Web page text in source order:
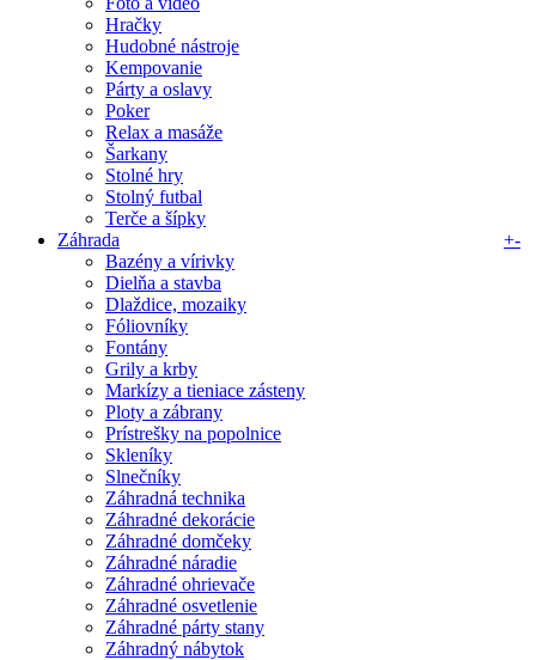
Hračky
Hudobné nástroje
Kempovanie
Párty a oslavy
Poker
Relax a masáže
Šarkany
Stolné hry
Stolný futbal
Terče a šípky
Záhrada
+-
Bazény a vírivky
Dielňa a stavba
Dlaždice, mozaiky
Fóliovníky
Fontány
Grily a krby
Markízy a tieniace zásteny
Ploty a zábrany
Prístrešky na popolnice
Skleníky
Slnečníky
Záhradná technika
Záhradné dekorácie
Záhradné domčeky
Záhradné náradie
Záhradné ohrievače
Záhradné osvetlenie
Záhradné párty stany
Záhradný nábytok